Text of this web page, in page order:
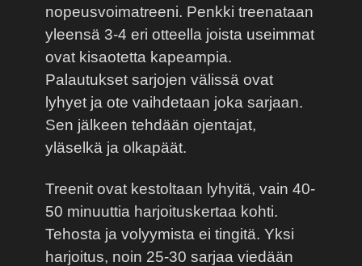
nopeusvoimatreeni. Penkki treenataan
yleensä 3-4 eri otteella joista useimmat
ovat kisaotetta kapeampia.
Palautukset sarjojen välissä ovat
lyhyet ja ote vaihdetaan joka sarjaan.
Sen jälkeen tehdään ojentajat,
yläselkä ja olkapäät.
Treenit ovat kestoltaan lyhyitä, vain 40-
50 minuuttia harjoituskertaa kohti.
Tehosta ja volyymista ei tingitä. Yksi
harjoitus, noin 25-30 sarjaa viedään